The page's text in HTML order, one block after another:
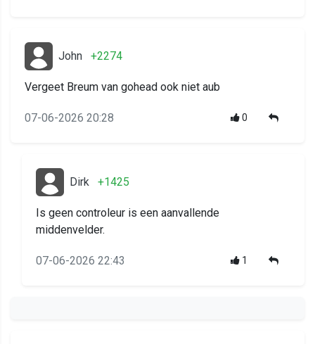
John +2274
Vergeet Breum van gohead ook niet aub
07-06-2026 20:28 0
Dirk +1425
Is geen controleur is een aanvallende
middenvelder.
07-06-2026 22:43 1